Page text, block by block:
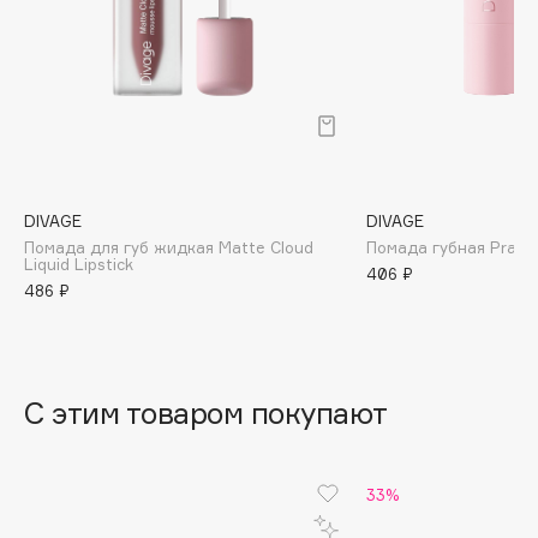
Batiste
Beauty Bomb
Bebble
DIVAGE
Помада для губ жидкая Matte Cloud
Liquid Lipstick
486 ₽
DIVAGE
Помада губная
406 ₽
С этим товаром покупают
33%